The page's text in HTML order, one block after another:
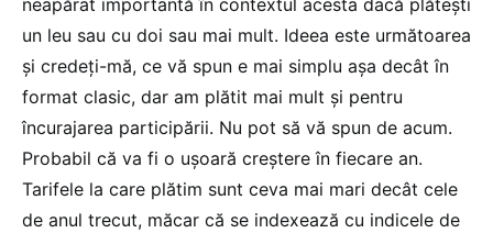
neapărat importantă în contextul acesta dacă plătești
un leu sau cu doi sau mai mult. Ideea este următoarea
și credeți-mă, ce vă spun e mai simplu așa decât în
format clasic, dar am plătit mai mult și pentru
încurajarea participării. Nu pot să vă spun de acum.
Probabil că va fi o ușoară creștere în fiecare an.
Tarifele la care plătim sunt ceva mai mari decât cele
de anul trecut, măcar că se indexează cu indicele de